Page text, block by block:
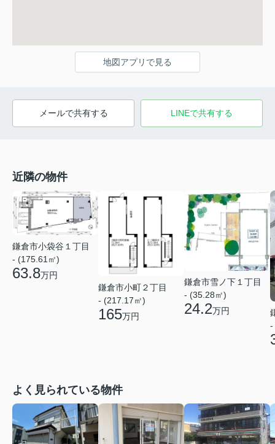
地図アプリで見る
メールで共有する LINEで共有する
近隣の物件
鎌倉市小袋谷１丁目
- (175.61㎡)
63.8万円
鎌倉市小町２丁目
- (217.17㎡)
165万円
鎌倉市雪ノ下１丁目
- (35.28㎡)
24.2万円
-
よく見られている物件